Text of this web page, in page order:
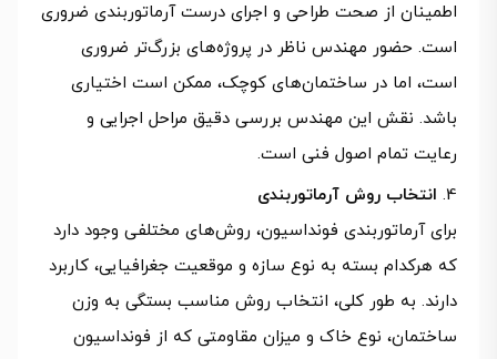
اطمینان از صحت طراحی و اجرای درست آرماتوربندی ضروری
است. حضور مهندس ناظر در پروژه‌های بزرگ‌تر ضروری
است، اما در ساختمان‌های کوچک، ممکن است اختیاری
باشد. نقش این مهندس بررسی دقیق مراحل اجرایی و
رعایت تمام اصول فنی است.
انتخاب روش آرماتوربندی
برای آرماتوربندی فونداسیون، روش‌های مختلفی وجود دارد
که هرکدام بسته به نوع سازه و موقعیت جغرافیایی، کاربرد
دارند. به طور کلی، انتخاب روش مناسب بستگی به وزن
ساختمان، نوع خاک و میزان مقاومتی که از فونداسیون